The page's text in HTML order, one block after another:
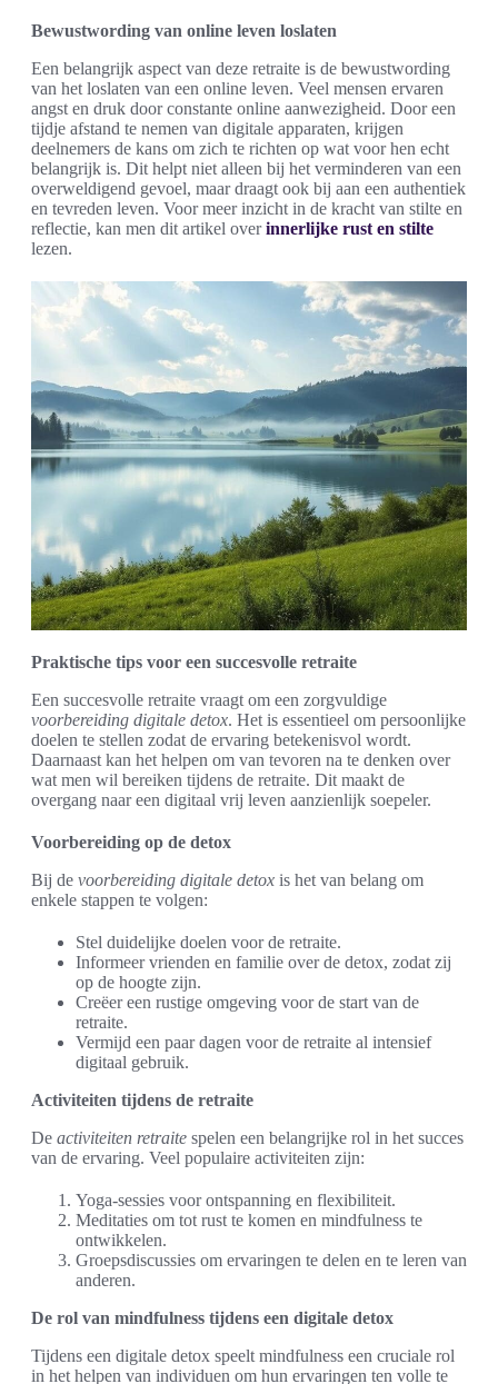
Bewustwording van online leven loslaten
Een belangrijk aspect van deze retraite is de bewustwording
van het loslaten van een online leven. Veel mensen ervaren
angst en druk door constante online aanwezigheid. Door een
tijdje afstand te nemen van digitale apparaten, krijgen
deelnemers de kans om zich te richten op wat voor hen echt
belangrijk is. Dit helpt niet alleen bij het verminderen van een
overweldigend gevoel, maar draagt ook bij aan een authentiek
en tevreden leven. Voor meer inzicht in de kracht van stilte en
reflectie, kan men dit artikel overinnerlijke rust en stilte
lezen.
Praktische tips voor een succesvolle retraite
Een succesvolle retraite vraagt om een zorgvuldige
voorbereiding digitale detox. Het is essentieel om persoonlijke
doelen te stellen zodat de ervaring betekenisvol wordt.
Daarnaast kan het helpen om van tevoren na te denken over
wat men wil bereiken tijdens de retraite. Dit maakt de
overgang naar een digitaal vrij leven aanzienlijk soepeler.
Voorbereiding op de detox
Bij de voorbereiding digitale detox is het van belang om
enkele stappen te volgen:
Stel duidelijke doelen voor de retraite.
Informeer vrienden en familie over de detox, zodat zij
op de hoogte zijn.
Creëer een rustige omgeving voor de start van de
retraite.
Vermijd een paar dagen voor de retraite al intensief
digitaal gebruik.
Activiteiten tijdens de retraite
De activiteiten retraite spelen een belangrijke rol in het succes
van de ervaring. Veel populaire activiteiten zijn:
Yoga-sessies voor ontspanning en flexibiliteit.
Meditaties om tot rust te komen en mindfulness te
ontwikkelen.
Groepsdiscussies om ervaringen te delen en te leren van
anderen.
De rol van mindfulness tijdens een digitale detox
Tijdens een digitale detox speelt mindfulness een cruciale rol
in het helpen van individuen om hun ervaringen ten volle te